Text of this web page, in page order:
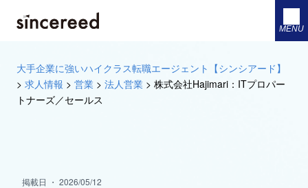
MENU
大手企業に強いハイクラス転職エージェント【シンシアード】
> 求人情報 > 営業 > 法人営業 > 株式会社Hajimari：ITプロパー
トナーズ／セールス
掲載日 ・ 2026/05/12